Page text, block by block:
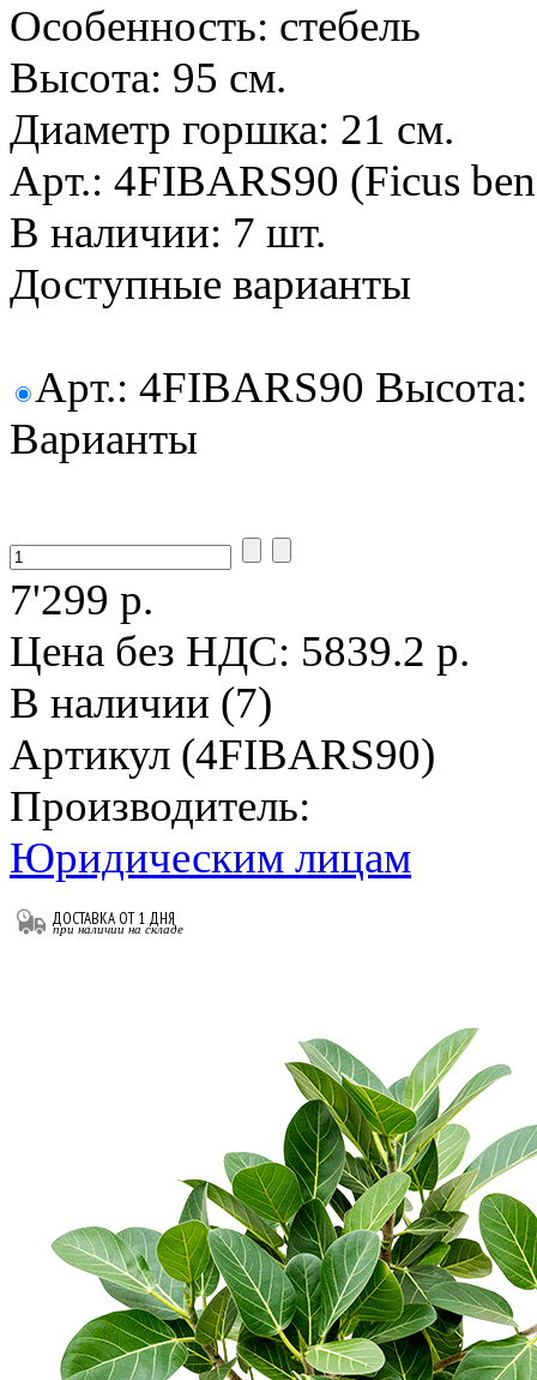
Особенность: стебель
Высота: 95 см.
Диаметр горшка: 21 см.
Арт.: 4FIBARS90 (Ficus
В наличии: 7 шт.
Доступные варианты
Арт.: 4FIBARS90
Варианты
7'299 р.
Цена без НДС: 5839.2 р.
В наличии (7)
Артикул (4FIBARS90)
Производитель:
Юридическим лицам
ДОСТАВКА ОТ 1 ДНЯ
при наличии на складе